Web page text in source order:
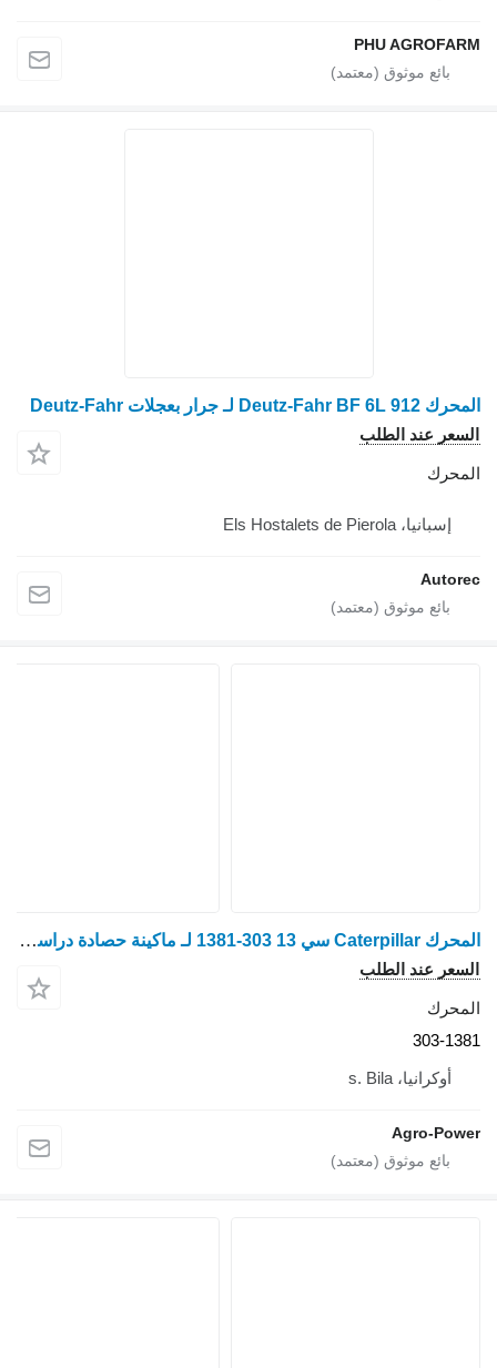
PHU AGROFARM
المحرك Deutz-Fahr BF 6L 912 لـ جرار بعجلات Deutz-Fahr
السعر عند الطلب
المحرك
إسبانيا، Els Hostalets de Pierola
Autorec
المحرك Caterpillar سي 13 303-1381 لـ ماكينة حصادة دراسة Claas lexion 560,570,760
السعر عند الطلب
المحرك
303-1381
أوكرانيا، s. Bila
Agro-Power